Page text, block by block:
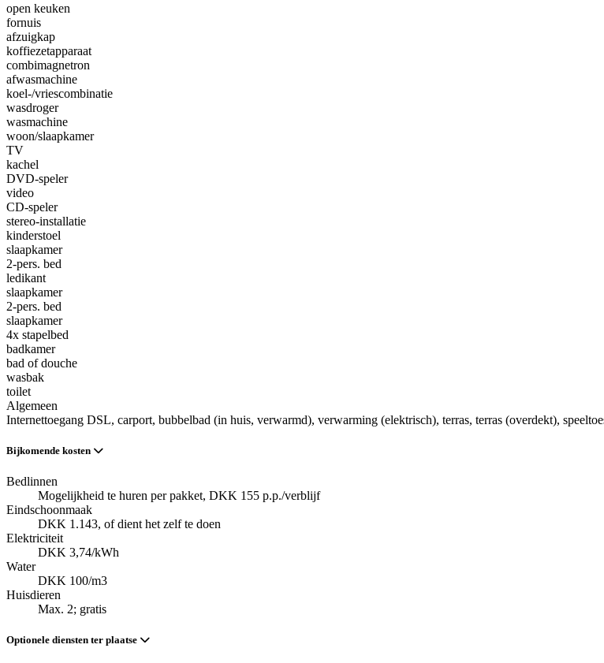
open keuken
fornuis
afzuigkap
koffiezetapparaat
combimagnetron
afwasmachine
koel-/vriescombinatie
wasdroger
wasmachine
woon/slaapkamer
TV
kachel
DVD-speler
video
CD-speler
stereo-installatie
kinderstoel
slaapkamer
2-pers. bed
ledikant
slaapkamer
2-pers. bed
slaapkamer
4x stapelbed
badkamer
bad of douche
wasbak
toilet
Algemeen
Internettoegang DSL, carport, bubbelbad (in huis, verwarmd), verwarming (elektrisch), terras, terras (overdekt),
Bijkomende kosten
Bedlinnen
Mogelijkheid te huren per pakket, DKK 155 p.p./verblijf
Eindschoonmaak
DKK 1.143, of dient het zelf te doen
Elektriciteit
DKK 3,74/kWh
Water
DKK 100/m3
Huisdieren
Max. 2; gratis
Optionele diensten ter plaatse